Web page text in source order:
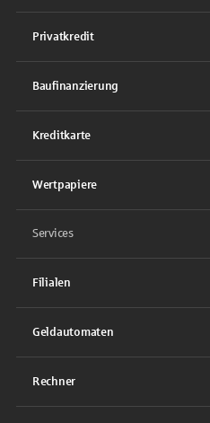
Privatkredit
Baufinanzierung
Kreditkarte
Wertpapiere
Services
Filialen
Geldautomaten
Rechner